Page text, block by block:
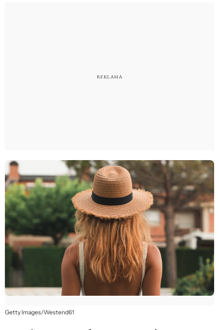
Getty Images/Westend61